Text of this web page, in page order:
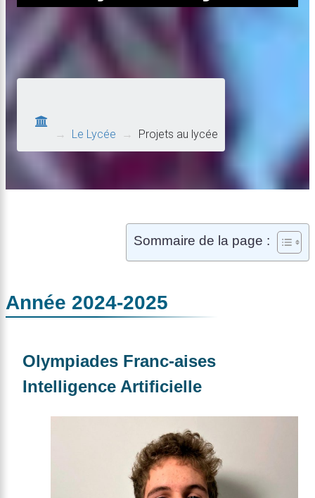
→ Le Lycée → Projets au lycée
Sommaire de la page :
Année 2024-2025
Olympiades Franc-aises
Intelligence Artificielle